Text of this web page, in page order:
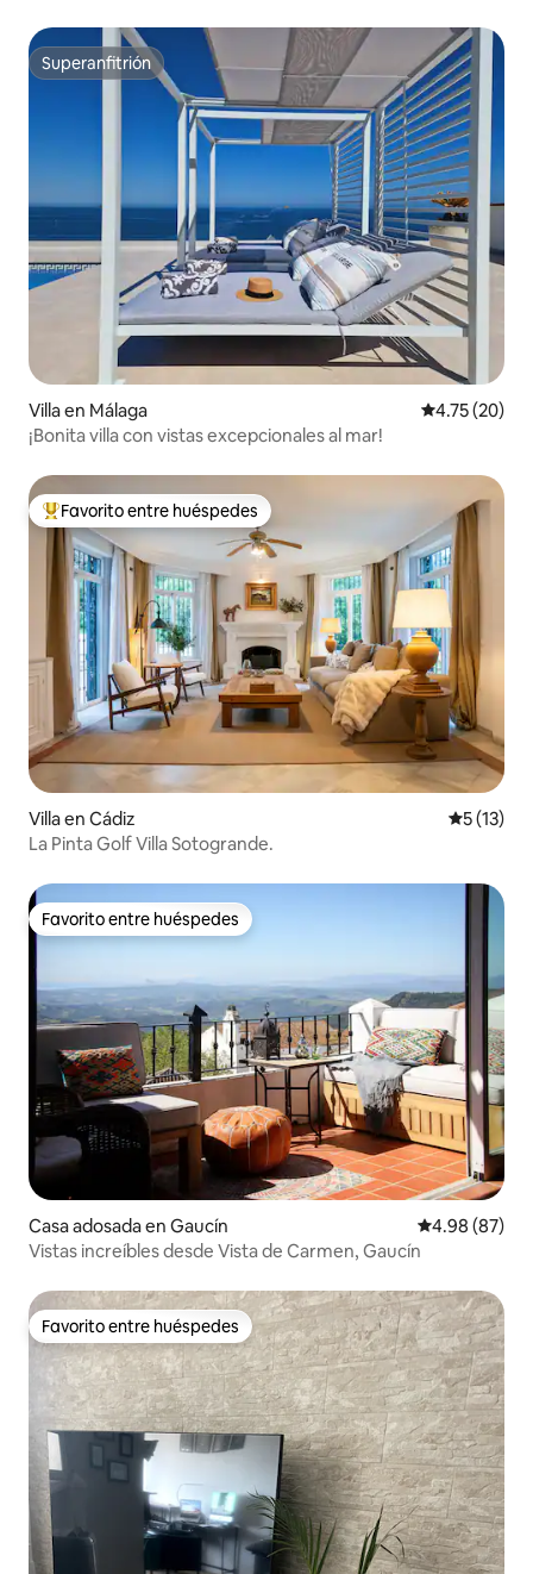
Superanfitrión
Superanfitrión
Villa en Málaga Calificación
4.75 (20)
¡Bonita villa con vistas excepcionales al mar!
De los mejores en Favorito entre huéspedes
Favorito entre huéspedes
Villa en Cádiz
5 (13)
La Pinta Golf Villa Sotogrande.
Favorito entre huéspedes
Favorito entre huéspedes
Casa adosada en Gaucín Calificación
4.98 (87)
Vistas increíbles desde Vista de Carmen, Gaucín
Favorito entre huéspedes
Favorito entre huéspedes